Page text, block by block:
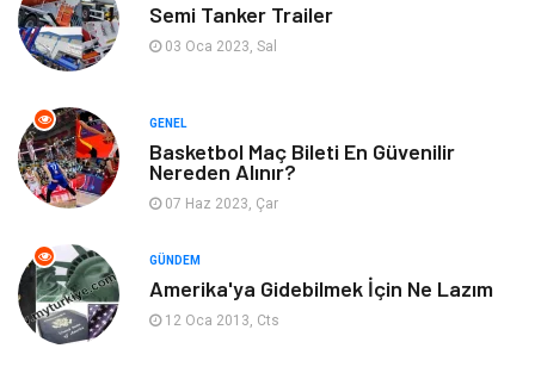
Bilgisayar & Yazılım Mobilya
Bebek Giyim Moda
Blogroll
Markalar
Restaurant
Semi Tanker Trailer
03 Oca 2023, Sal
GENEL
Basketbol Maç Bileti En Güvenilir
Nereden Alınır?
07 Haz 2023, Çar
GÜNDEM
Amerika'ya Gidebilmek İçin Ne Lazım
12 Oca 2013, Cts